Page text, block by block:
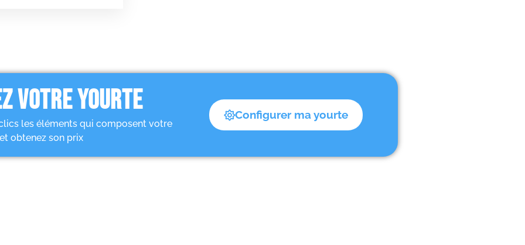
VOTRE YOURTE
les éléments qui composent votre
obtenez son prix
Configurer ma yourte